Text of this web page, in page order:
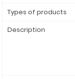
Types of products
Description